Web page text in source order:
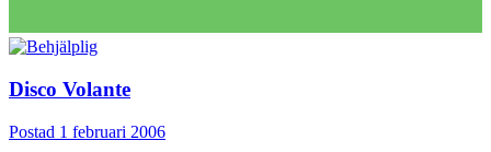
Disco Volante
Postad 1 februari 2006